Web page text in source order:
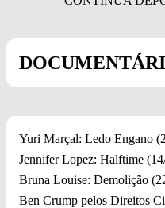
Yuri Marçal: Ledo Engano
Jennifer Lopez: Halftime
Bruna Louise: Demolição
Ben Crump pelos Direitos